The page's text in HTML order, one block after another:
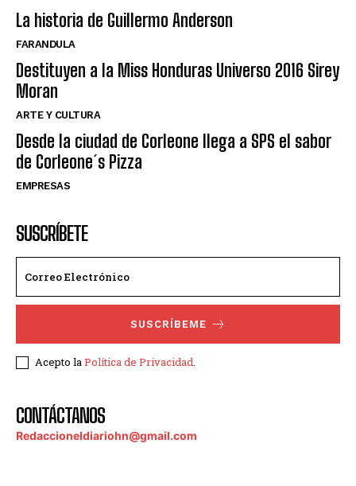
La historia de Guillermo Anderson
FARANDULA
Destituyen a la Miss Honduras Universo 2016 Sirey
Moran
ARTE Y CULTURA
Desde la ciudad de Corleone llega a SPS el sabor
de Corleone´s Pizza
EMPRESAS
SUSCRÍBETE
SUSCRÍBEME
Acepto laPolítica de Privacidad.
CONTÁCTANOS
Redaccioneldiariohn@gmail.com